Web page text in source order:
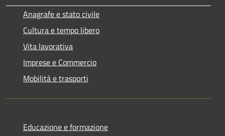
Anagrafe e stato civile
Cultura e tempo libero
Vita lavorativa
Imprese e Commercio
Mobilità e trasporti
Educazione e formazione